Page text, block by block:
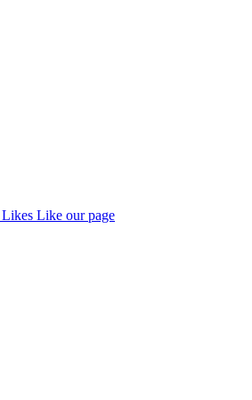
Likes Like our page